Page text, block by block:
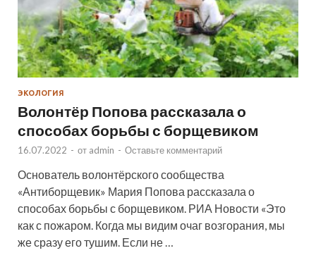
ЭКОЛОГИЯ
Волонтёр Попова рассказала о
способах борьбы с борщевиком
16.07.2022 - от admin - Оставьте комментарий
Основатель волонтёрского сообщества
«Антиборщевик» Мария Попова рассказала о
способах борьбы с борщевиком. РИА Новости «Это
как с пожаром. Когда мы видим очаг возгорания, мы
же сразу его тушим. Если не …